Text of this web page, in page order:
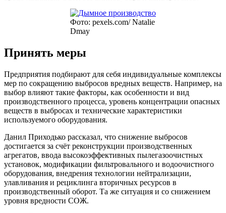
Фото: pexels.com/ Natalie
Dmay
Принять меры
Предприятия подбирают для себя индивидуальные комплексы
мер по сокращению выбросов вредных веществ. Например, на
выбор влияют такие факторы, как особенности и вид
производственного процесса, уровень концентрации опасных
веществ в выбросах и технические характеристики
используемого оборудования.
Данил Приходько рассказал, что снижение выбросов
достигается за счёт реконструкции производственных
агрегатов, ввода высокоэффективных пылегазоочистных
установок, модификации фильтровального и водоочистного
оборудования, внедрения технологии нейтрализации,
улавливания и рециклинга вторичных ресурсов в
производственный оборот. Та же ситуация и со снижением
уровня вредности СОЖ.